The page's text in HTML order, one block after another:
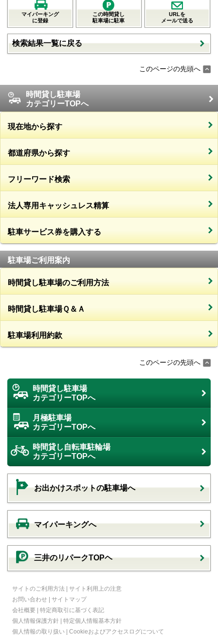
マイパーキング
に登録
この時間貸し
駐車場に駐車
URLを
メールで送る
検索結果一覧に戻る
このページの先頭へ
時間貸し駐車場
カテゴリーTOPへ
現在地から探す
都道府県から探す
フリーワード検索
法人専用キャッシュレス精算
駐車サービス券を購入する
駐車場ご利用案内
時間貸し駐車場のご利用方法
時間貸し駐車場Ｑ＆Ａ
駐車場利用約款
このページの先頭へ
時間貸し駐車場
カテゴリーTOPへ
月極駐車場
カテゴリーTOPへ
時間貸し自転車駐輪場
カテゴリーTOPへ
お出かけスポットの駐車場へ
マイパーキングへ
三井のリパークTOPヘ
サイトのご利用方法 | サイト利用上の注意
お問い合わせ | サイトマップ
会社概要 | 特定商取引に基づく表記
個人情報保護方針 | 特定個人情報基本方針
個人情報の取り扱い | Cookieおよびアクセスログについて